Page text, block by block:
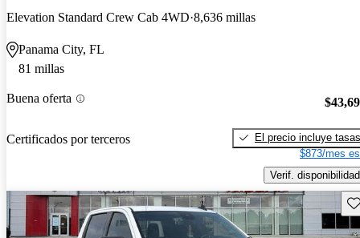
Elevation Standard Crew Cab 4WD 8,636 millas
Panama City, FL
81 millas
Buena oferta
Certificados por terceros
El precio incluye tasas
$873/mes
Verif. disponibilidad